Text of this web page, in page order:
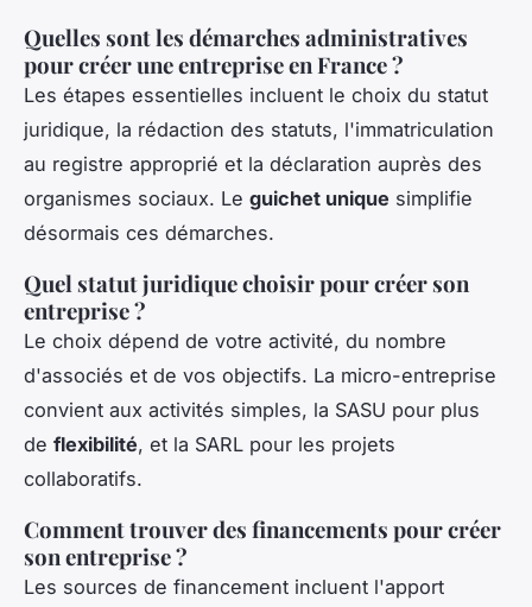
Quelles sont les démarches administratives
pour créer une entreprise en France ?
Les étapes essentielles incluent le choix du statut
juridique, la rédaction des statuts, l'immatriculation
au registre approprié et la déclaration auprès des
organismes sociaux. Le guichet unique simplifie
désormais ces démarches.
Quel statut juridique choisir pour créer son
entreprise ?
Le choix dépend de votre activité, du nombre
d'associés et de vos objectifs. La micro-entreprise
convient aux activités simples, la SASU pour plus
de flexibilité, et la SARL pour les projets
collaboratifs.
Comment trouver des financements pour créer
son entreprise ?
Les sources de financement incluent l'apport